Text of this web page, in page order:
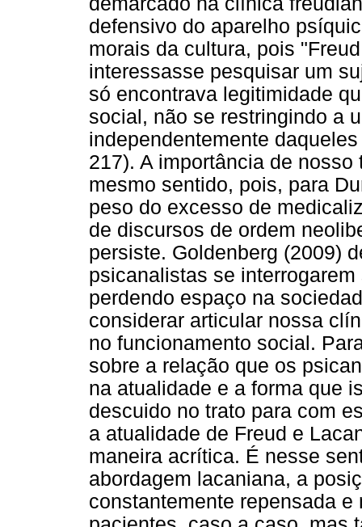
defensivo do aparelho
morais da cultura, pois
interessasse pesquisar um
só encontrava legitimidade
social, não se restringindo a
independentemente
217). A importância de
mesmo sentido, pois, para
peso do excesso de
de discursos de ordem
persiste. Goldenberg (2009)
psicanalistas se
perdendo espaço na
considerar articular nossa
no funcionamento social.
sobre a relação que os
na atualidade e a forma que
descuido no trato para com
a atualidade de Freud e
maneira acrítica. É nesse
abordagem lacaniana, a
constantemente repensada